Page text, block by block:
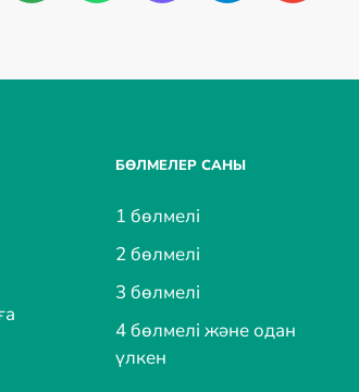
БӨЛМЕЛЕР САНЫ
1 бөлмелі
2 бөлмелі
3 бөлмелі
4 бөлмелі және одан
үлкен